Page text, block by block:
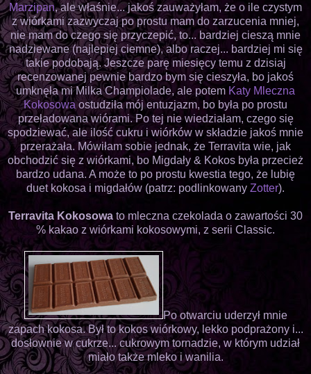
Marzipan, ale właśnie... jakoś zauważyłam, że o ile czystym
z wiórkami zazwyczaj po prostu mam do zarzucenia mniej,
nie mam do czego się przyczepić, to... bardziej cieszą mnie
nadziewane (najlepiej ciemne), albo raczej... bardziej mi się
takie podobają. Jeszcze parę miesięcy temu z dzisiaj
recenzowanej pewnie bardzo bym się cieszyła, bo jakoś
umknęła mi Milka Champiolade, ale potem Katy Mleczna
Kokosowa ostudziła mój entuzjazm, bo była po prostu
przeładowana wiórami. Po tej nie wiedziałam, czego się
spodziewać, ale ilość cukru i wiórków w składzie jakoś mnie
przerażała. Mówiłam sobie jednak, że Terravita wie, jak
obchodzić się z wiórkami, bo Migdały & Kokos była przecież
bardzo udana. A może to po prostu kwestia tego, że lubię
duet kokosa i migdałów (patrz: podlinkowany Zotter).
Terravita Kokosowa to mleczna czekolada o zawartości 30
% kakao z wiórkami kokosowymi, z serii Classic.
Po otwarciu uderzył mnie
zapach kokosa. Był to kokos wiórkowy, lekko podprażony i...
dosłownie w cukrze... cukrowym tornadzie, w którym udział
miało także mleko i wanilia.